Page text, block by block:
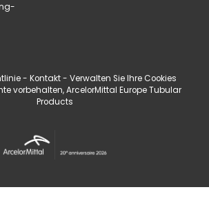
- Kontakt- Verwalten Sie Ihre Cookies
vorbehalten, ArcelorMittal Europe Tubular
Products